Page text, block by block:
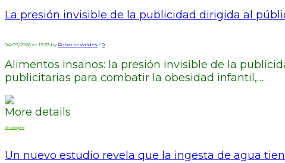
La presión invisible de la publicidad dirigida al
04/07/2026 at 19:33 by Roberto Valdés / 0
Alimentos insanos: la presión invisible de la
publicitarias para combatir la obesidad infantil,…
More details
Sin categoría
Un nuevo estudio revela que la ingesta de agua